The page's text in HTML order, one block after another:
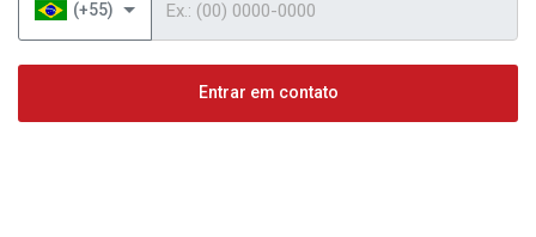
(+55)
Entrar em contato